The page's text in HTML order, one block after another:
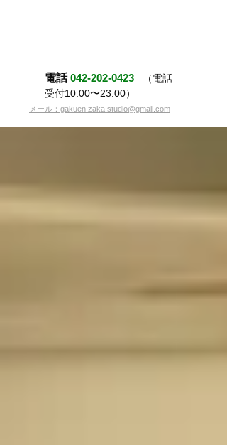
電話042-202-0423
（電話
受付10:00〜23:00）
メール：gakuen.zaka.studio@gmail.com